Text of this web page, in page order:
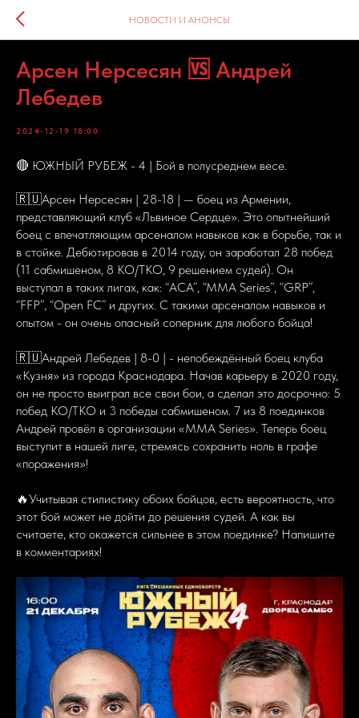
НОВОСТИ И АНОНСЫ
Арсен Нерсесян 🆚 Андрей
Лебедев
2024-12-19 18:00
🔴 ЮЖНЫЙ РУБЕЖ - 4 | Бой в полусреднем весе.
🇷🇺Арсен Нерсесян | 28-18 | — боец из Армении,
представляющий клуб «Львиное Сердце». Это опытнейший
боец с впечатляющим арсеналом навыков как в борьбе, так и
в стойке. Дебютировав в 2014 году, он заработал 28 побед
(11 сабмишеном, 8 KO/TKO, 9 решением судей). Он
выступал в таких лигах, как: “ACA”, “MMA Series”, “GRP”,
“FFP”, “Open FC” и других. С такими арсеналом навыков и
опытом - он очень опасный соперник для любого бойца!
🇷🇺Андрей Лебедев | 8-0 | - непобеждённый боец клуба
«Кузня» из города Краснодара. Начав карьеру в 2020 году,
он не просто выиграл все свои бои, а сделал это досрочно: 5
побед KO/TKO и 3 победы сабмишеном. 7 из 8 поединков
Андрей провёл в организации «MMA Series». Теперь боец
выступит в нашей лиге, стремясь сохранить ноль в графе
«поражения»!
🔥Учитывая стилистику обоих бойцов, есть вероятность, что
этот бой может не дойти до решения судей. А как вы
считаете, кто окажется сильнее в этом поединке? Напишите
в комментариях!